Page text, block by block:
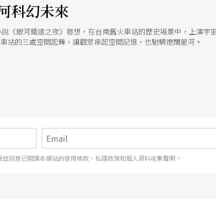
科幻未來
《銀河鐵道之夜》發想，在台南舊火車站的歷史場景中，上演宇
站的三處空間起舞，讓觀眾串起空間記憶，也馳騁遼闊星河。
同意已閱讀本網站的使用條款，私隱政策和個人資料收集聲明。